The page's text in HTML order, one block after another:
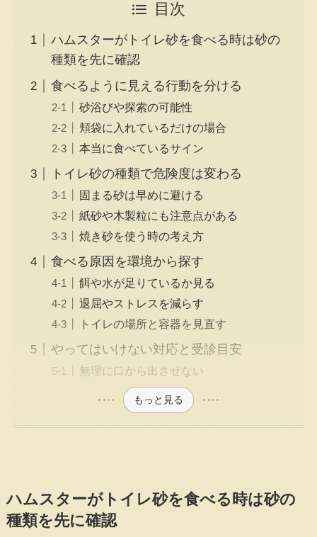
目次
ハムスターがトイレ砂を食べる時は砂の
種類を先に確認
食べるように見える行動を分ける
砂浴びや探索の可能性
頬袋に入れているだけの場合
本当に食べているサイン
トイレ砂の種類で危険度は変わる
固まる砂は早めに避ける
紙砂や木製粒にも注意点がある
焼き砂を使う時の考え方
食べる原因を環境から探す
餌や水が足りているか見る
退屈やストレスを減らす
トイレの場所と容器を見直す
やってはいけない対応と受診目安
無理に口から出させない
もっと見る
ハムスターがトイレ砂を食べる時は砂の
種類を先に確認